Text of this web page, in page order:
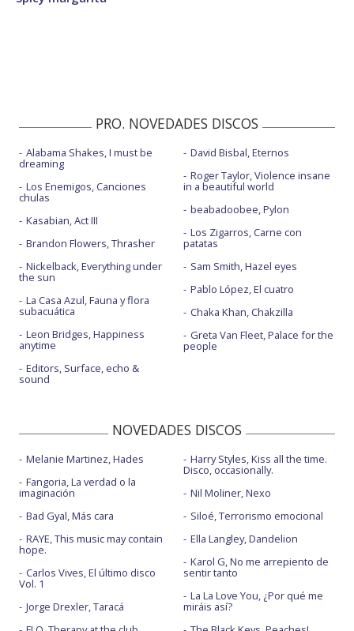
PRO. NOVEDADES DISCOS
Alabama Shakes, I must be
dreaming
Los Enemigos, Canciones
chulas
Kasabian, Act III
Brandon Flowers, Thrasher
Nickelback, Everything under
the sun
La Casa Azul, Fauna y flora
subacuática
Leon Bridges, Happiness
anytime
Editors, Surface, echo &
sound
David Bisbal, Eternos
Roger Taylor, Violence insane
in a beautiful world
beabadoobee, Pylon
Los Zigarros, Carne con
patatas
Sam Smith, Hazel eyes
Pablo López, El cuatro
Chaka Khan, Chakzilla
Greta Van Fleet, Palace for the
people
NOVEDADES DISCOS
Melanie Martinez, Hades
Fangoria, La verdad o la
imaginación
Bad Gyal, Más cara
RAYE, This music may contain
hope.
Carlos Vives, El último disco
Vol. 1
Jorge Drexler, Taracá
Harry Styles, Kiss all the time.
Disco, occasionally.
Nil Moliner, Nexo
Siloé, Terrorismo emocional
Ella Langley, Dandelion
Karol G, No me arrepiento de
sentir tanto
La La Love You, ¿Por qué me
miráis así?